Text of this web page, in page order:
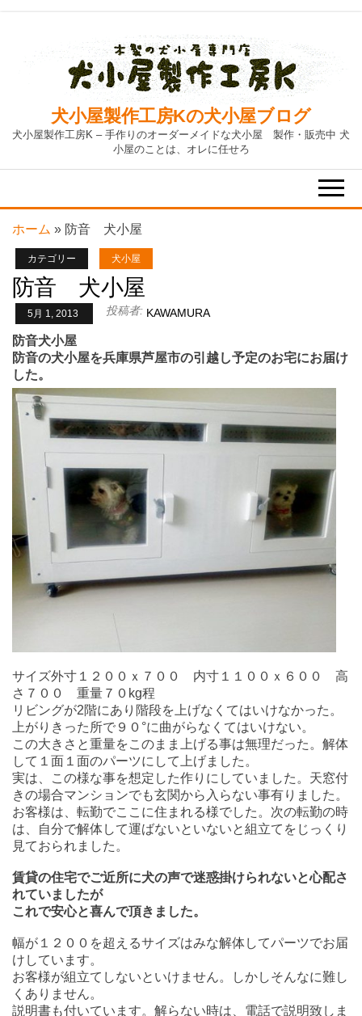
content
犬小屋製作工房Kの犬小屋ブログ
犬小屋製作工房K – 手作りのオーダーメイドな犬小屋 製作・販売中 犬
小屋のことは、オレに任せろ
ホーム » 防音 犬小屋
カテゴリー 犬小屋
防音 犬小屋
5月 1, 2013 投稿者: KAWAMURA
防音犬小屋
防音の犬小屋を兵庫県芦屋市の引越し予定のお宅にお届け
した。
サイズ外寸１２００ｘ７００ 内寸１１００ｘ６００ 高
さ７００ 重量７０kg程
リビングが2階にあり階段を上げなくてはいけなかった。
上がりきった所で９０°に曲がらなくてはいけない。
この大きさと重量をこのまま上げる事は無理だった。解体
して１面１面のパーツにして上げました。
実は、この様な事を想定した作りにしていました。天窓付
きの場合マンションでも玄関から入らない事有りました。
お客様は、転勤でここに住まれる様でした。次の転勤の時
は、自分で解体して運ばないといないと組立てをじっくり
見ておられました。
賃貸の住宅でご近所に犬の声で迷惑掛けられないと心配さ
れていましたが
これで安心と喜んで頂きました。
幅が１２００を超えるサイズはみな解体してパーツでお届
けしています。
お客様が組立てしないといけません。しかしそんなに難し
くありません。
説明書も付いています。解らない時は、電話で説明致しま